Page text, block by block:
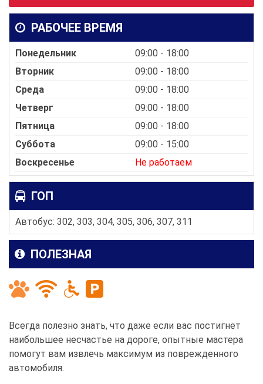
РАБОЧЕЕ ВРЕМЯ
Понедельник
09:00 - 18:00
Вторник
09:00 - 18:00
Среда
09:00 - 18:00
Четверг
09:00 - 18:00
Пятница
09:00 - 18:00
Суббота
09:00 - 15:00
Воскресенье
Не работаем
ГОП
Автобус: 302, 303, 304, 305, 306, 307, 311
ПОЛЕЗНАЯ
Всегда полезно знать, что даже если вас постигнет
наибольшее несчастье на дороге, опытные мастера
помогут вам извлечь максимум из поврежденного
автомобиля.